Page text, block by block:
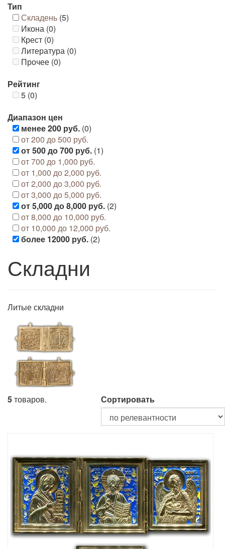
Тип
Складень (5)
Икона (0)
Крест (0)
Литература (0)
Прочее (0)
Рейтинг
5 (0)
Диапазон цен
менее 200 руб. (0)
от 200 до 500 руб.
от 500 до 700 руб. (1)
от 700 до 1,000 руб.
от 1,000 до 2,000 руб.
от 2,000 до 3,000 руб.
от 3,000 до 5,000 руб.
от 5,000 до 8,000 руб. (2)
от 8,000 до 10,000 руб.
от 10,000 до 12,000 руб.
более 12000 руб. (2)
Складни
Литые складни
5товаров. Сортировать